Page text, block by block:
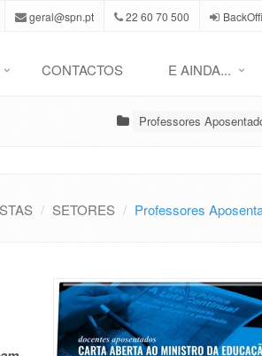
geral@spn.pt 22 60 70 500
CONTACTOS E AINDA...
Professores
SETORES Professores